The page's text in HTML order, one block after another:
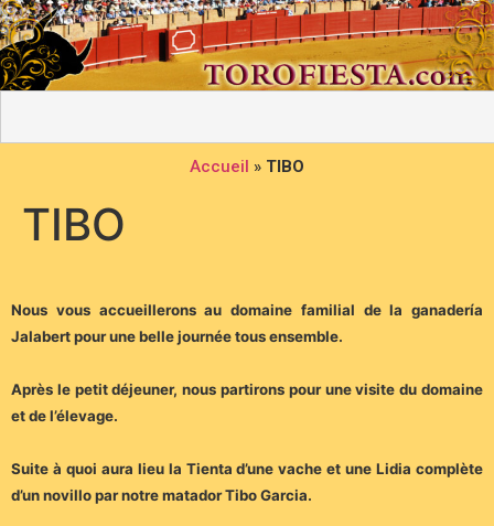
Accueil » TIBO
TIBO
Nous vous accueillerons au domaine familial de la ganadería
Jalabert pour une belle journée tous ensemble.
Après le petit déjeuner, nous partirons pour une visite du domaine
et de l’élevage.
Suite à quoi aura lieu la Tienta d’une vache et une Lidia complète
d’un novillo par notre matador Tibo Garcia.